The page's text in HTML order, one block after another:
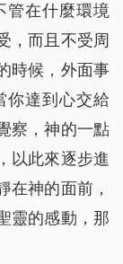
管在什麼環境
，而且不受周
時候，外面事
你達到心交給
察，神的一點
以此來逐步進
在神的面前，
靈的感動，那